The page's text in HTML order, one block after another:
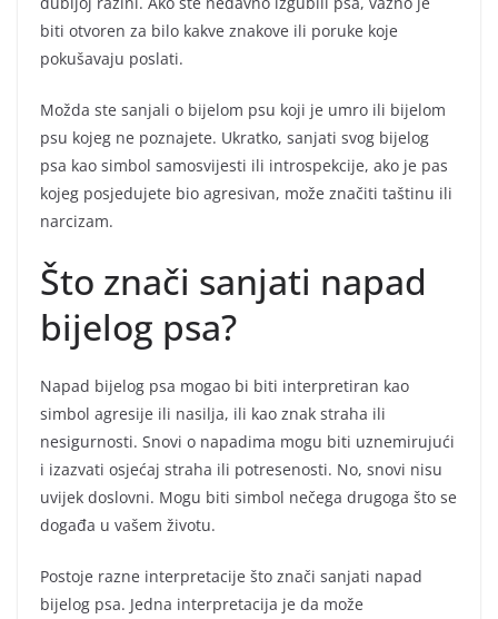
biti otvoren za bilo kakve znakove ili poruke koje
pokušavaju poslati.
Možda ste sanjali o bijelom psu koji je umro ili bijelom
psu kojeg ne poznajete. Ukratko, sanjati svog bijelog
psa kao simbol samosvijesti ili introspekcije, ako je pas
kojeg posjedujete bio agresivan, može značiti taštinu ili
narcizam.
Što znači sanjati napad
bijelog psa?
Napad bijelog psa mogao bi biti interpretiran kao
simbol agresije ili nasilja, ili kao znak straha ili
nesigurnosti. Snovi o napadima mogu biti uznemirujući
i izazvati osjećaj straha ili potresenosti. No, snovi nisu
uvijek doslovni. Mogu biti simbol nečega drugoga što se
događa u vašem životu.
Postoje razne interpretacije što znači sanjati napad
bijelog psa. Jedna interpretacija je da može